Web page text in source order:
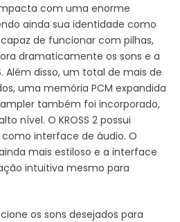
com uma enorme
ainda sua identidade como
de funcionar com pilhas,
dramaticamente os sons e a
Além disso, um total de mais de
uma memória PCM expandida
também foi incorporado,
nível. O KROSS 2 possui
interface de áudio. O
mais estiloso e a interface
intuitiva mesmo para
os sons desejados para